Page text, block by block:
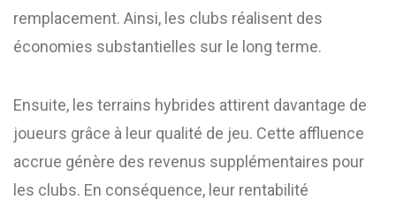
remplacement. Ainsi, les clubs réalisent des
économies substantielles sur le long terme.
Ensuite, les terrains hybrides attirent davantage de
joueurs grâce à leur qualité de jeu. Cette affluence
accrue génère des revenus supplémentaires pour
les clubs. En conséquence, leur rentabilité